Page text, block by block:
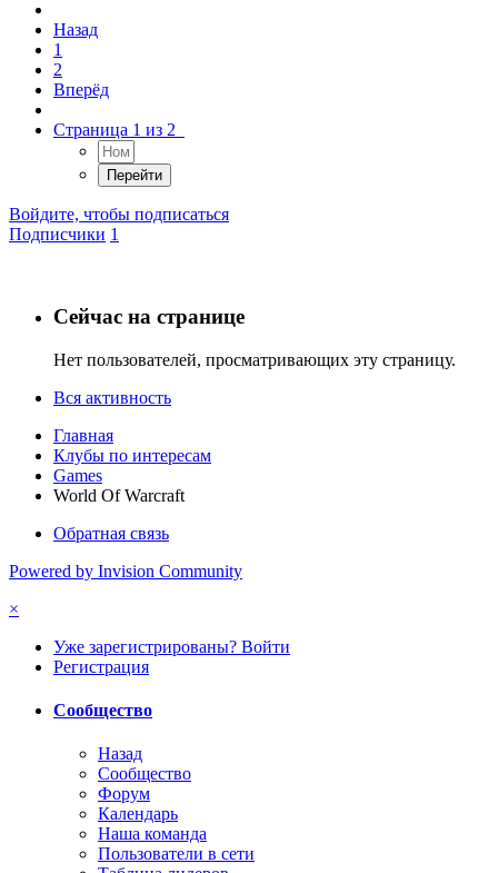
Назад
1
2
Вперёд
Страница 1 из 2
Войдите, чтобы подписаться
Подписчики 1
Сейчас на странице
Нет пользователей, просматривающих эту страницу.
Вся активность
Главная
Клубы по интересам
Games
World Of Warcraft
Обратная связь
Powered by Invision Community
×
Уже зарегистрированы? Войти
Регистрация
Сообщество
Назад
Сообщество
Форум
Календарь
Наша команда
Пользователи в сети